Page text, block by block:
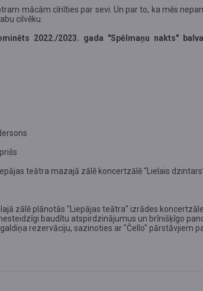
mācām cīnīties par sevi. Un par to, ka mēs
cilvēku.
2022./2023. gada "Spēlmaņu nakts"
teātra mazajā zālē koncertzālē “Lielais
zālē plānotās "Liepājas teātra" izrādes
nesteidzīgi baudītu atspirdzinājumus un brīnišķīgo
rezervāciju, sazinoties ar "Čello" pārstāvjiem